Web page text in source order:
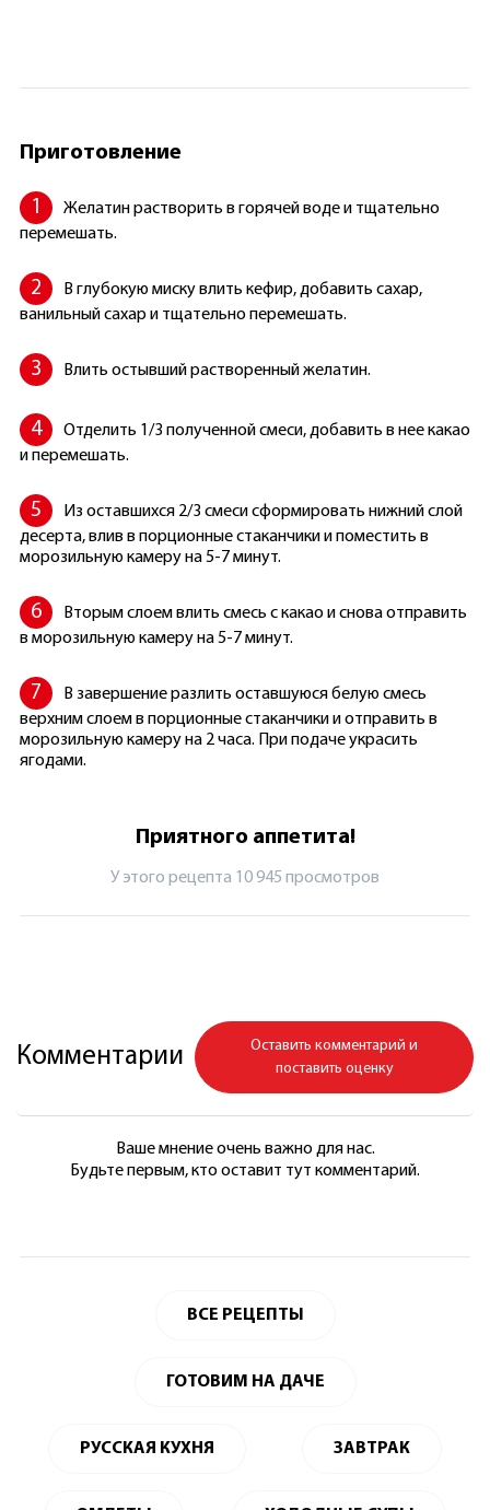
Приготовление
Желатин растворить в горячей воде и тщательно
перемешать.
В глубокую миску влить кефир, добавить сахар,
ванильный сахар и тщательно перемешать.
Влить остывший растворенный желатин.
Отделить 1/3 полученной смеси, добавить в нее какао
и перемешать.
Из оставшихся 2/3 смеси сформировать нижний слой
десерта, влив в порционные стаканчики и поместить в
морозильную камеру на 5-7 минут.
Вторым слоем влить смесь с какао и снова отправить
в морозильную камеру на 5-7 минут.
В завершение разлить оставшуюся белую смесь
верхним слоем в порционные стаканчики и отправить в
морозильную камеру на 2 часа. При подаче украсить
ягодами.
Приятного аппетита!
У этого рецепта 10 945 просмотров
Комментарии
Оставить комментарий и
поставить оценку
Ваше мнение очень важно для нас.
Будьте первым, кто оставит тут комментарий.
ВСЕ РЕЦЕПТЫ
ГОТОВИМ НА ДАЧЕ
РУССКАЯ КУХНЯ ЗАВТРАК